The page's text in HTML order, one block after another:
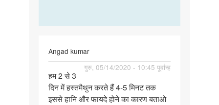
Angad kumar
गुरु, 05/14/2020 - 10:45 पूर्वान्ह
हम
2
से
हम 2 से 3
दिन में हस्तमैथुन करते हैं 4-5 मिनट तक
इससे हानि और फायदे होने का कारण बताओ